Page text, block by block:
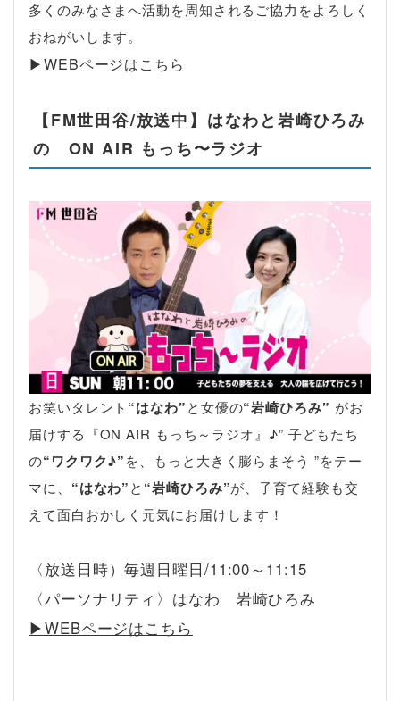
多くのみなさまへ活動を周知されるご協力をよろしく
おねがいします。
▶︎WEBページはこちら
【FM世田谷/放送中】はなわと岩崎ひろみ
の ON AIR もっち〜ラジオ
お笑いタレント “はなわ”と女優の“岩崎ひろみ” がお
届けする『ON AIR もっち～ラジオ』♪” 子どもたち
の“ワクワク♪”を、もっと大きく膨らまそう ”をテー
マに、 “はなわ”と “岩崎ひろみ”が、子育て経験も交
えて面白おかしく元気にお届けします！
〈放送日時）毎週日曜日/11:00～11:15
〈パーソナリティ〉はなわ 岩崎ひろみ
▶︎WEBページはこちら